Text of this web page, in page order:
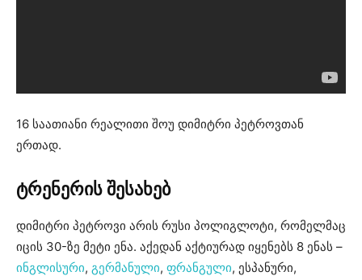
16 საათიანი რეალითი შოუ დიმიტრი პეტროვთან
ერთად.
ტრენერის შესახებ
დიმიტრი პეტროვი არის რუსი პოლიგლოტი, რომელმაც
იცის 30-ზე მეტი ენა. აქედან აქტიურად იყენებს 8 ენას –
ინგლისური, გერმანული, ფრანგული, ესპანური,